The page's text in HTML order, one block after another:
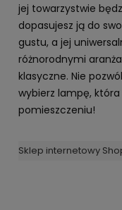
jej towarzystwie
dopasujesz ją do
gustu, a jej
różnorodnymi
klasyczne. Nie
wybierz lampę,
pomieszczeniu!
Sklep internetowy